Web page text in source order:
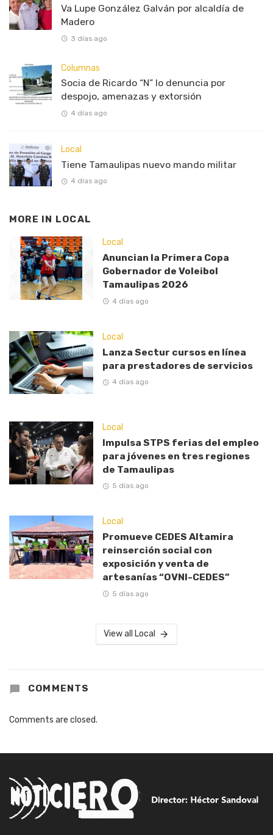
Va Lupe González Galván por alcaldía de
Madero
3 días ago
Columnas
Socia de Ricardo “N” lo denuncia por
despojo, amenazas y extorsión
4 días ago
Local
Tiene Tamaulipas nuevo mando militar
4 días ago
MORE IN LOCAL
Local
Anuncian la Primera Copa
Gobernador de Voleibol
Tamaulipas 2026
4 días ago
Local
Lanza Sectur cursos en línea
para prestadores de servicios
4 días ago
Local
Impulsa STPS ferias del empleo
para jóvenes en tres regiones
de Tamaulipas
5 días ago
Local
Promueve CEDES Altamira
reinserción social con
exposición y venta de
artesanías “OVNI-CEDES”
5 días ago
View all Local
COMMENTS
Comments are closed.